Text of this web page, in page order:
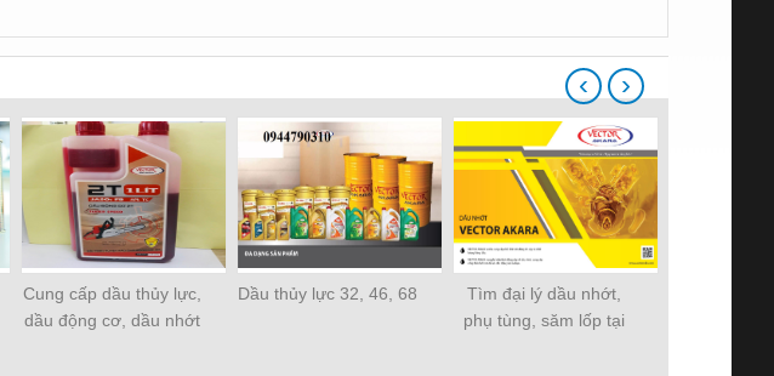
Cung cấp dầu thủy lực,
dầu động cơ, dầu nhớt
Dầu thủy lực 32, 46, 68
Tìm đại lý dầu nhớt,
phụ tùng, săm lốp tại
‹ ›